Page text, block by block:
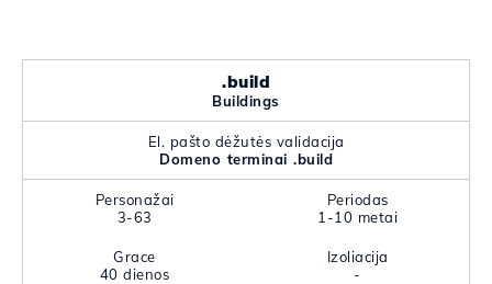
.build
Buildings
El. pašto dėžutės validacija
Domeno terminai .build
Personažai
3-63
Periodas
1-10 metai
Grace
40 dienos
Izoliacija
-